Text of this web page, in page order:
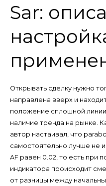
Sar:
Открывать сделку нужно
направлена вверх и
положение сплошной
наличие тренда на рынке.
автор настаивал, что
самостоятельно лучше не
AF равен 0.02, то есть при
индикатора происходит
от разницы между